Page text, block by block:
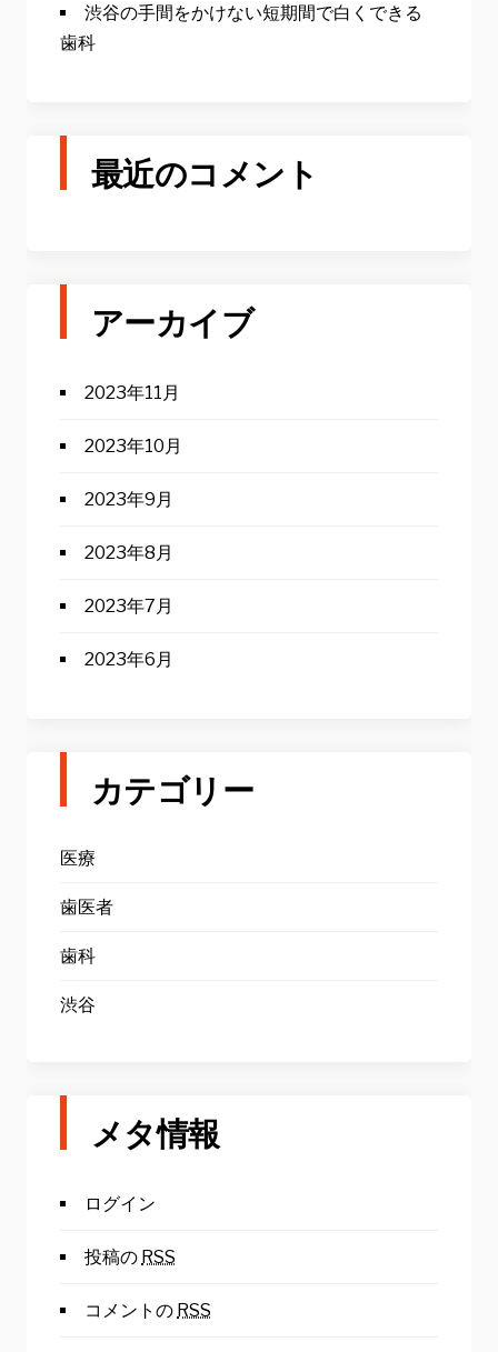
渋谷の手間をかけない短期間で白くできる
歯科
最近のコメント
アーカイブ
2023年11月
2023年10月
2023年9月
2023年8月
2023年7月
2023年6月
カテゴリー
医療
歯医者
歯科
渋谷
メタ情報
ログイン
投稿の RSS
コメントの RSS